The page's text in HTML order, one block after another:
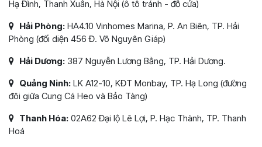
Hạ Đình, Thanh Xuân, Hà Nội (ô tô tránh - đỗ cửa)
Hải Phòng: HA4.10 Vinhomes Marina, P. An Biên, TP. Hải
Phòng (đối diện 456 Đ. Võ Nguyên Giáp)
Hải Dương: 387 Nguyễn Lương Bằng, TP. Hải Dương.
Quảng Ninh: LK A12-10, KĐT Monbay, TP. Hạ Long (đường
đôi giữa Cung Cá Heo và Bảo Tàng)
Thanh Hóa: 02A62 Đại lộ Lê Lợi, P. Hạc Thành, TP. Thanh
Hoá